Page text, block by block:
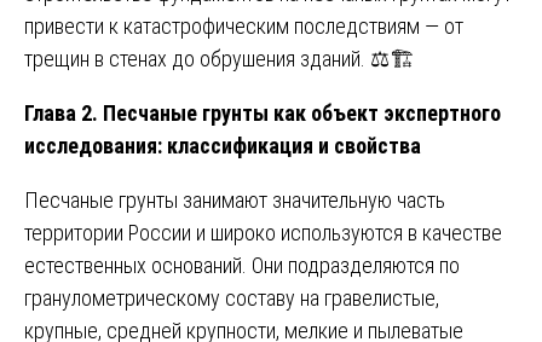
привести к катастрофическим последствиям — от
трещин в стенах до обрушения зданий. ⚖️🏗️
Глава 2. Песчаные грунты как объект экспертного
исследования: классификация и свойства
Песчаные грунты занимают значительную часть
территории России и широко используются в качестве
естественных оснований. Они подразделяются по
гранулометрическому составу на гравелистые,
крупные, средней крупности, мелкие и пылеватые